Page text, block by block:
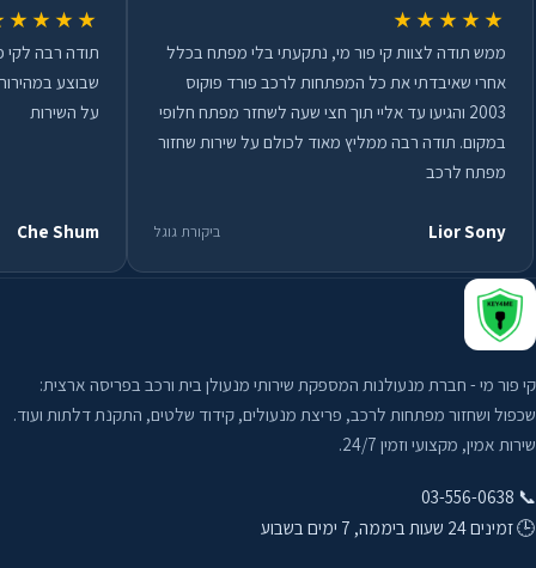
מגדל העמק
מודיעין
נהרייה
נתיבות
סביון
פרדס חנה כרכור
סיטרואן
סקודה
פיגו
צרי
קיה
קרייזלר
★★★★★
ממש תודה לצוות קי פור מי, נתקעתי בלי מפתח בכלל
אחרי שאיבדתי את כל המפתחות לרכב פורד פוקוס
2003 והגיעו עד אליי תוך חצי שעה לשחזר מפתח חלופי
במקום. תודה רבה ממליץ מאוד לכולם על שירות שחזור
מפתח לרכב
Lior Sony ביקורת גוגל
תודה רבה לקי
שבוצע
על השירות
Che Shum
קי פור מי - חברת מנעולנות המספקת שירותי מנעולן בית ורכב בפריסה ארצית:
שכפול ושחזור מפתחות לרכב, פריצת מנעולים, קידוד שלטים, התקנת דלתות ועוד.
שירות אמין, מקצועי וזמין 24/7.
📞 03-556-0638
🕒 זמינים 24 שעות ביממה, 7 ימים בשבוע